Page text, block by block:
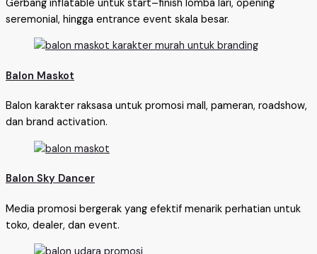
Gerbang inflatable untuk start–finish lomba lari, opening
seremonial, hingga entrance event skala besar.
Balon Maskot
Balon karakter raksasa untuk promosi mall, pameran, roadshow,
dan brand activation.
Balon Sky Dancer
Media promosi bergerak yang efektif menarik perhatian untuk
toko, dealer, dan event.